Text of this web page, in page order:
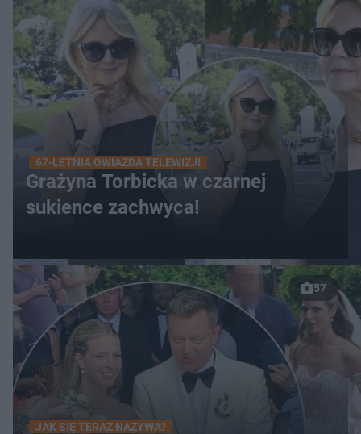
67-LETNIA GWIAZDA TELEWIZJI
Grażyna Torbicka w czarnej
sukience zachwyca!
57
JAK SIĘ TERAZ NAZYWA?